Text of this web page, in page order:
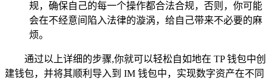
规，确保自己的每一个操作都合法合规，否则，你可能
会在不经意间陷入法律的漩涡，给自己带来不必要的麻
烦。
通过以上详细的步骤,你就可以轻松自如地在 TP 钱包中创
建钱包，并将其顺利导入到 IM 钱包中，实现数字资产在不同